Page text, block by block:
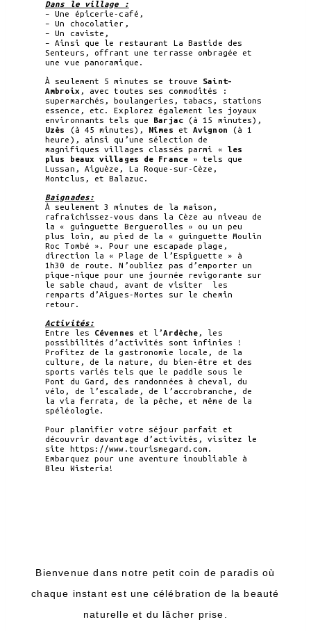
Dans le village :
– Une épicerie-café,
– Un chocolatier,
– Un caviste,
– Ainsi que le restaurant La Bastide des
Senteurs, offrant une terrasse ombragée et
une vue panoramique.
À seulement 5 minutes se trouve Saint-
Ambroix , avec toutes ses commodités :
supermarchés, boulangeries, tabacs, stations
essence, etc. Explorez également les joyaux
environnants tels que Barjac(à 15 minutes),
Uzès
(à 45 minutes), Nîmes etAvignon (à 1
heure), ainsi qu’une sélection de
magnifiques villages classés parmi « les
plus beaux villages de France» tels que
Lussan, Aiguèze, La Roque-sur-Cèze,
Montclus, et Balazuc.
Baignades:
À seulement 3 minutes de la maison,
rafraîchissez-vous dans la Cèze au niveau de
la « guinguette Berguerolles » ou un peu
plus loin, au pied de la « guinguette Moulin
Roc Tombé ». Pour une escapade plage,
direction la « Plage de l’Espiguette » à
1h30 de route. N’oubliez pas d’emporter un
pique-nique pour une journée revigorante sur
le sable chaud, avant de visiter les
remparts d’Aigues-Mortes sur le chemin
retour.
Activités:
Entre les Cévennes et l’Ardèche , les
possibilités d’activités sont infinies !
Profitez de la gastronomie locale, de la
culture, de la nature, du bien-être et des
sports variés tels que le paddle sous le
Pont du Gard, des randonnées à cheval, du
vélo, de l’escalade, de l’accrobranche, de
la via ferrata, de la pêche, et même de la
spéléologie.
Pour planifier votre séjour parfait et
découvrir davantage d’activités, visitez le
site https://www.tourismegard.com.
Embarquez pour une aventure inoubliable à
Bleu Wisteria!
Bienvenue dans notre petit coin de paradis où
chaque instant est une célébration de la beauté
naturelle et du lâcher prise.